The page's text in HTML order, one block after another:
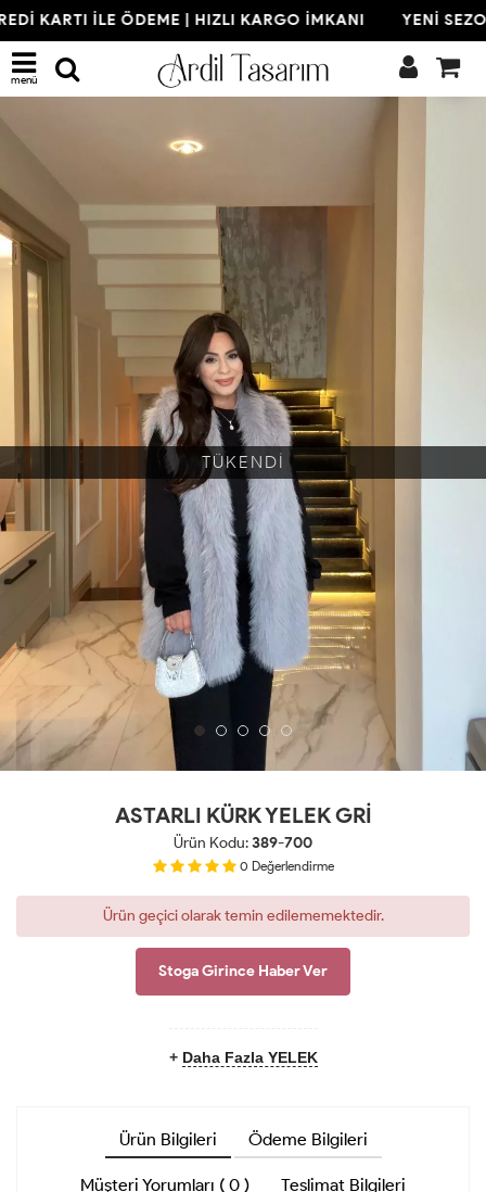
KARTI İLE ÖDEME | HIZLI KARGO İMKANI YENİ
menü
TÜKENDİ
ASTARLI KÜRK YELEK GRİ
Ürün Kodu:389-700
0 Değerlendirme
Ürün geçici olarak temin edilememektedir.
Stoga Girince Haber Ver
+ Daha Fazla YELEK
Ürün Bilgileri Ödeme Bilgileri
Müşteri Yorumları ( 0 ) Teslimat Bilgileri